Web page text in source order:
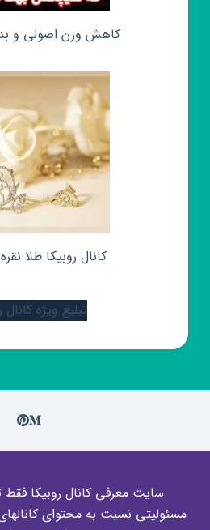
کاهش وزن اصولی و
کانال روبیکا طلا
تبلیغ ویژه کانال
سایت معرفی کانال روبیکا فقط
مسئولیتی نسبت به محتوای